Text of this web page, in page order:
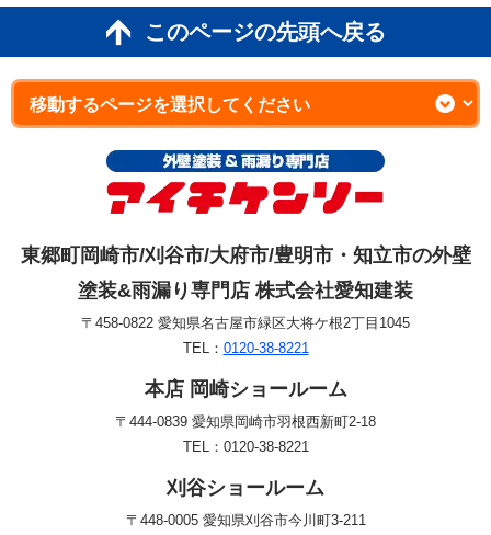
このページの先頭へ戻る
東郷町岡崎市/刈谷市/大府市/豊明市・知立市の外壁
塗装&雨漏り専門店 株式会社愛知建装
〒458-0822 愛知県名古屋市緑区大将ケ根2丁目1045
TEL： 0120-38-8221
本店 岡崎ショールーム
〒444-0839 愛知県岡崎市羽根西新町2-18
TEL：0120-38-8221
刈谷ショールーム
〒448-0005 愛知県刈谷市今川町3-211